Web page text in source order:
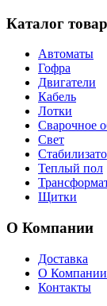
Каталог
Автоматы
Гофра
Двигатели
Кабель
Лотки
Сварочное
Свет
Теплый пол
Щитки
О Компании
Доставка
О Компании
Контакты